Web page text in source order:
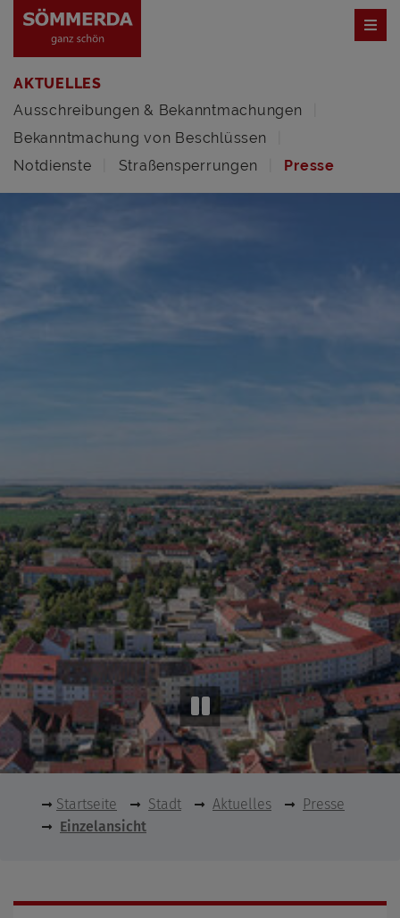
AKTUELLES
Ausschreibungen & Bekanntmachungen
Bekanntmachung von Beschlüssen
Notdienste
Straßensperrungen Presse
Startseite Stadt Aktuelles
Presse
Einzelansicht